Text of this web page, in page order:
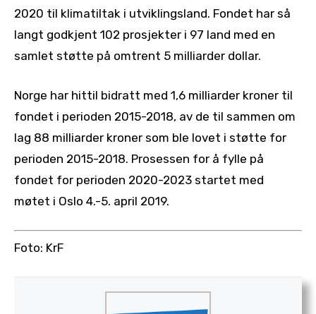
2020 til klimatiltak i utviklingsland. Fondet har så
langt godkjent 102 prosjekter i 97 land med en
samlet støtte på omtrent 5 milliarder dollar.
Norge har hittil bidratt med 1,6 milliarder kroner til
fondet i perioden 2015-2018, av de til sammen om
lag 88 milliarder kroner som ble lovet i støtte for
perioden 2015-2018. Prosessen for å fylle på
fondet for perioden 2020-2023 startet med
møtet i Oslo 4.-5. april 2019.
Foto: KrF